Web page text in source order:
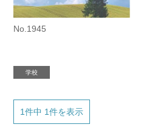
No.1945
学校
1件中 1件を表示